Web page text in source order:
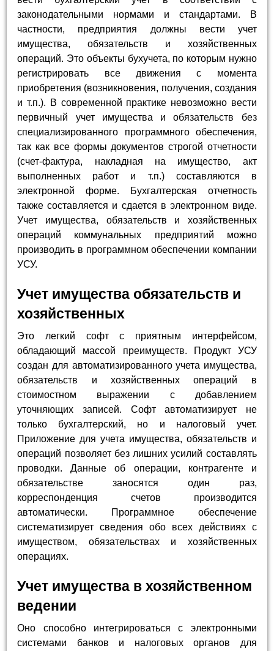
законодательными нормами и стандартами. В
частности, предприятия должны вести учет
имущества, обязательств и хозяйственных
операций. Это объекты бухучета, по которым нужно
регистрировать все движения с момента
приобретения (возникновения, получения, создания
и т.п.). В современной практике невозможно вести
первичный учет имущества и обязательств без
специализированного программного обеспечения,
так как все формы документов строгой отчетности
(счет-фактура, накладная на имущество, акт
выполненных работ и т.п.) составляются в
электронной форме. Бухгалтерская отчетность
также составляется и сдается в электронном виде.
Учет имущества, обязательств и хозяйственных
операций коммунальных предприятий можно
производить в программном обеспечении компании
УСУ.
Учет имущества обязательств и
хозяйственных
Это легкий софт с приятным интерфейсом,
обладающий массой преимуществ. Продукт УСУ
создан для автоматизированного учета имущества,
обязательств и хозяйственных операций в
стоимостном выражении с добавлением
уточняющих записей. Софт автоматизирует не
только бухгалтерский, но и налоговый учет.
Приложение для учета имущества, обязательств и
операций позволяет без лишних усилий составлять
проводки. Данные об операции, контрагенте и
обязательстве заносятся один раз,
корреспонденция счетов производится
автоматически. Программное обеспечение
систематизирует сведения обо всех действиях с
имуществом, обязательствах и хозяйственных
операциях.
Учет имущества в хозяйственном
ведении
Оно способно интегрироваться с электронными
системами банков и налоговых органов для